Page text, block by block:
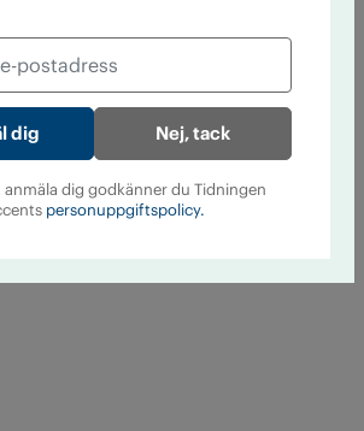
Nej, tack
dig godkänner du Tidningen
personuppgiftspolicy.